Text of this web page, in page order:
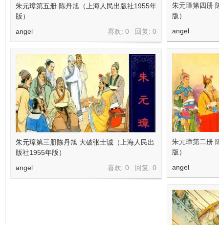
朱元璋第四册
版）
angel
朱元璋第五册 陈丹旭（上海人民出版社1955年
版）
喜欢: 0 回复: 0
angel
朱元璋第二册
版）
angel
朱元璋第三册陈丹旭 大破张士诚（上海人民出
版社1955年版）
喜欢: 0 回复: 0
angel